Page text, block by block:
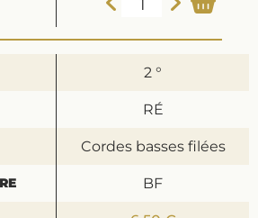
2 °
RÉ
Cordes basses filées
BF